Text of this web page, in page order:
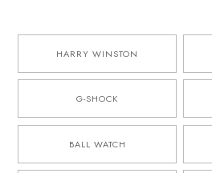
HARRY WINSTON
G-SHOCK
BALL WATCH